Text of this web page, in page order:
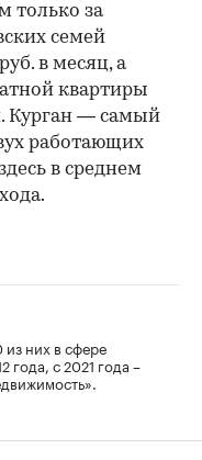
только за
семей
в месяц, а
квартиры
Курган — самый
работающих
в среднем
из них в сфере
года, с 2021 года –